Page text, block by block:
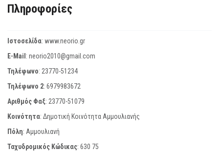
Πληροφορίες
Ιστοσελίδα: www.neorio.gr
E-Mail: neorio2010@gmail.com
Τηλέφωνο: 23770-51234
Τηλέφωνο 2: 6979983672
Αριθμός Φαξ: 23770-51079
Κοινότητα: Δημοτική Κοινότητα Αμμουλιανής
Πόλη: Αμμουλιανή
Ταχυδρομικός Κώδικας: 630 75